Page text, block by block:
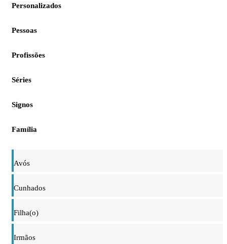
Personalizados
Pessoas
Profissões
Séries
Signos
Família
Avós
Cunhados
Filha(o)
Irmãos